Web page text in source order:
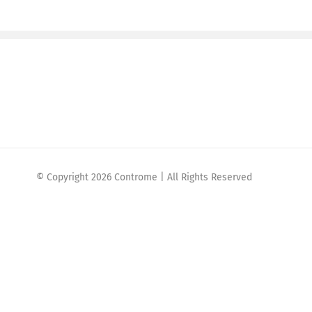
© Copyright 2026 Controme | All Rights Reserved